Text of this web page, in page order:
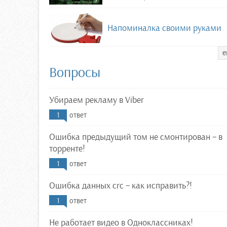
Напоминалка своими руками
Вопросы
Убираем рекламу в Viber
1 ответ
Ошибка предыдущий том не смонтирован – в
торренте!
1 ответ
Ошибка данных crc – как исправить?!
1 ответ
Не работает видео в Одноклассниках!